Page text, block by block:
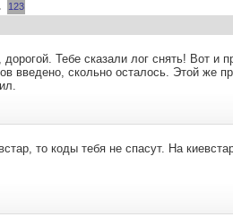
123
дорогой. Тебе сказали лог снять! Вот и
введено, скольно осталось. Этой же
то коды тебя не спасут. На